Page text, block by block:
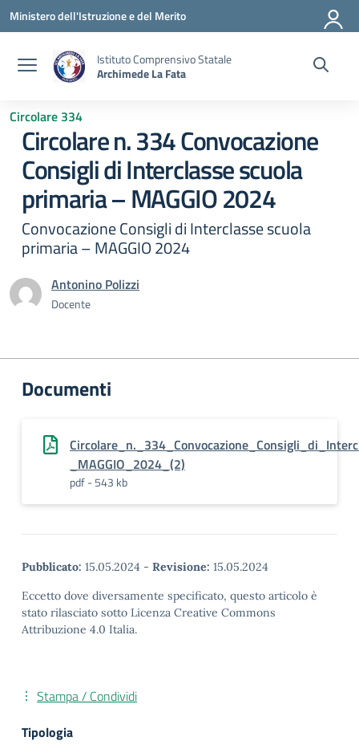
Vai ai contenuti
Vai al menu di navigazione
Vai al footer
Ministero dell'Istruzione e del Merito
Istituto Comprensivo Statale
Archimede La Fata
Circolare 334
Circolare n. 334 Convocazione
Consigli di Interclasse scuola
primaria – MAGGIO 2024
Convocazione Consigli di Interclasse scuola
primaria – MAGGIO 2024
Antonino Polizzi
Docente
Documenti
_MAGGIO_2024_(2)
pdf - 543 kb
Pubblicato: 15.05.2024 - Revisione: 15.05.2024
Eccetto dove diversamente specificato, questo articolo è
stato rilasciato sotto Licenza Creative Commons
Attribuzione 4.0 Italia.
Stampa / Condividi
Tipologia